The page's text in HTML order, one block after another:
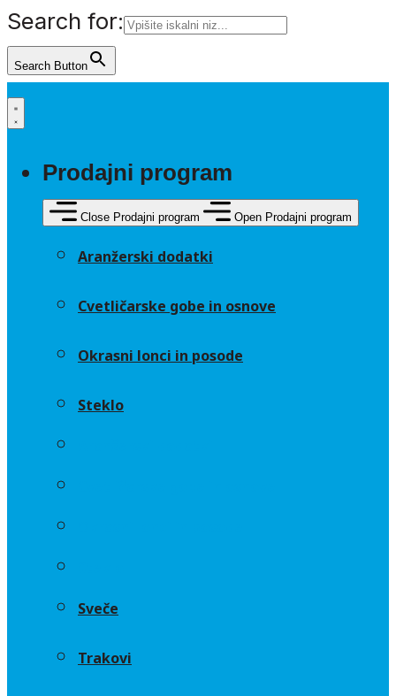
Search for:
Search Button
Prodajni program
Close Prodajni program Open Prodajni program
Aranžerski dodatki
Cvetličarske gobe in osnove
Okrasni lonci in posode
Steklo
Sveče
Trakovi